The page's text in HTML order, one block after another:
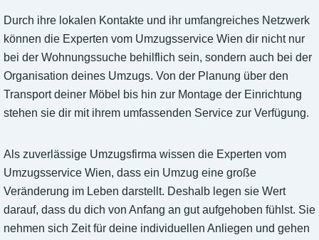
Durch ihre lokalen Kontakte und ihr umfangreiches Netzwerk
können die Experten vom Umzugsservice Wien dir nicht nur
bei der Wohnungssuche behilflich sein, sondern auch bei der
Organisation deines Umzugs. Von der Planung über den
Transport deiner Möbel bis hin zur Montage der Einrichtung
stehen sie dir mit ihrem umfassenden Service zur Verfügung.
Als zuverlässige Umzugsfirma wissen die Experten vom
Umzugsservice Wien, dass ein Umzug eine große
Veränderung im Leben darstellt. Deshalb legen sie Wert
darauf, dass du dich von Anfang an gut aufgehoben fühlst. Sie
nehmen sich Zeit für deine individuellen Anliegen und gehen